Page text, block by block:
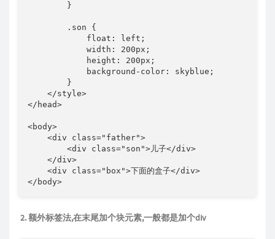
        }
        .son {
            float: left;
            width: 200px;
            height: 200px;
            background-color: skyblue;
        }
    </style>
</head>
<body>
    <div class="father">
        <div class="son">儿子</div>
    </div>
    <div class="box">下面的盒子</div>
</body>
2. 额外标签法,在末尾加个块元素,一般都是加个div